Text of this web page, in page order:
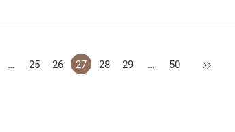
… 25 26 27 28 29 … 50 下一頁